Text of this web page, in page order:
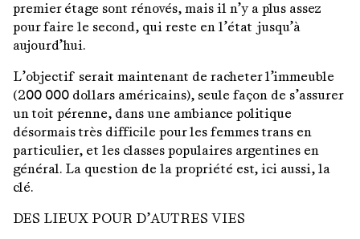
premier étage sont rénovés, mais il n’y a plus assez
pour faire le second, qui reste en l’état jusqu’à
aujourd’hui.
L’objectif serait maintenant de racheter l’immeuble
(200 000 dollars américains), seule façon de s’assurer
un toit pérenne, dans une ambiance politique
désormais très difficile pour les femmes trans en
particulier, et les classes populaires argentines en
général. La question de la propriété est, ici aussi, la
clé.
DES LIEUX POUR D’AUTRES VIES